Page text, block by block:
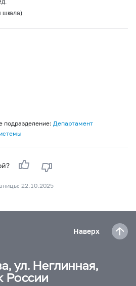
шкала)
подразделение: Департамент
22.10.2025
Наверх
ул. Неглинная,
России